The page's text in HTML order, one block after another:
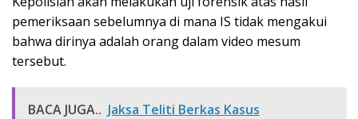
pemeriksaan sebelumnya di mana IS tidak mengakui
bahwa dirinya adalah orang dalam video mesum
tersebut.
BACA JUGA.. Jaksa Teliti Berkas Kasus